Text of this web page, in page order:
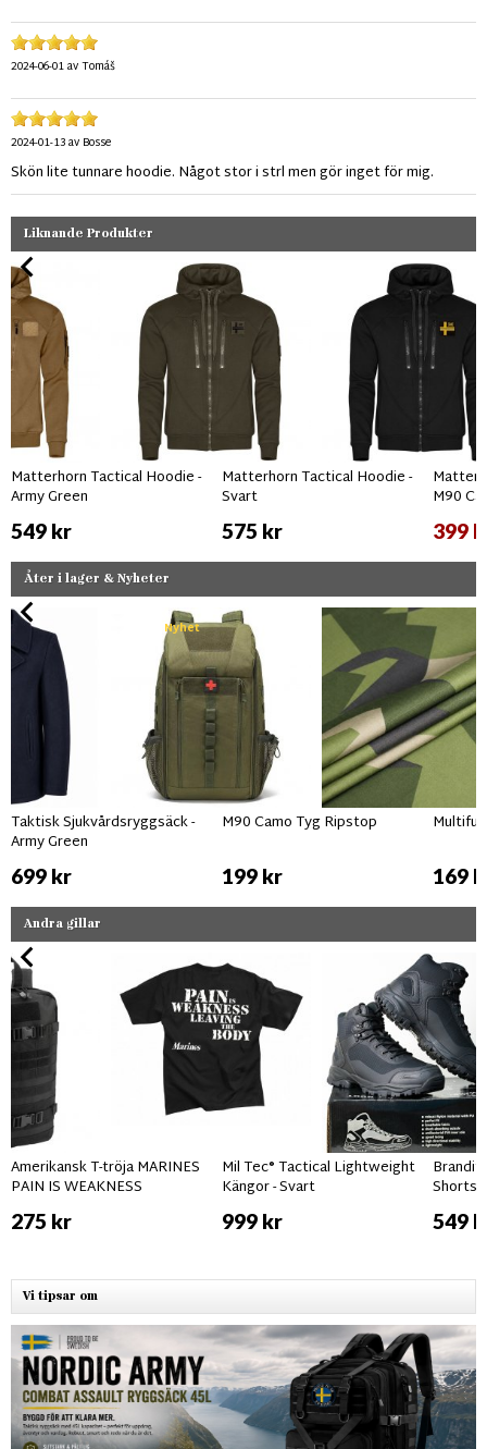
2024-06-01avTomáš
2024-01-13av Bosse
Skön lite tunnare hoodie. Något stor i strl men gör inget för mig.
Liknande Produkter
Matterhorn Tactical Hoodie -
Army Green
549 kr
Matterhorn Tactical Hoodie -
Svart
575 kr
M90
399
Åter i lager & Nyheter
Nyhet
Taktisk Sjukvårdsryggsäck -
Army Green
699 kr
M90 Camo Tyg Ripstop
199 kr 169
Andra gillar
Amerikansk T-tröja MARINES
PAIN IS WEAKNESS
275 kr
Mil Tec® Tactical Lightweight
Kängor - Svart
999 kr
Brandit
Shorts
549
Vi tipsar om